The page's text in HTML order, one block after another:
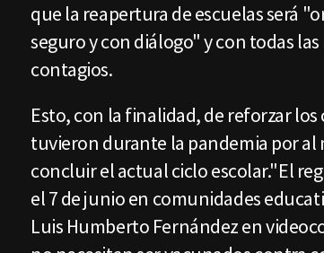
que la reapertura de escuelas será
seguro y con diálogo" y con todas
contagios.
Esto, con la finalidad, de reforzar
tuvieron durante la pandemia por al
concluir el actual ciclo escolar."El
el 7 de junio en comunidades
Luis Humberto Fernández en